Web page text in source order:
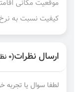
موقعیت مکانی
کیفیت نسبت به
ارسال نظرات(0 نظر)
لطفا سوال یا تجربه